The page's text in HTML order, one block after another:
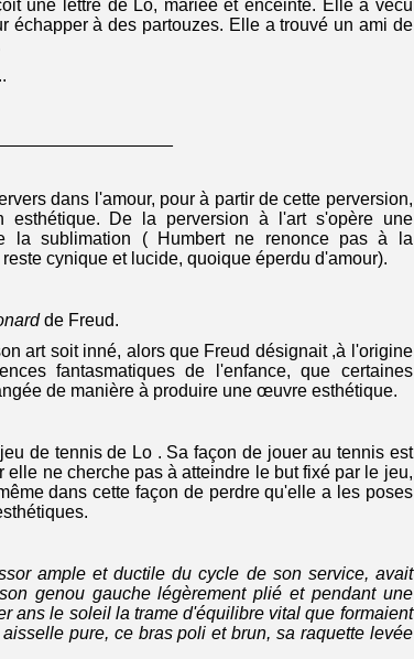
une lettre de Lo, mariée et enceinte. Elle a vécu
échapper à des partouzes. Elle a trouvé un ami de
dans l'amour, pour à partir de cette perversion,
esthétique. De la perversion à l'art s'opère une
la sublimation ( Humbert ne renonce pas à la
cynique et lucide, quoique éperdu d'amour).
de Freud.
art soit inné, alors que Freud désignait ,à l'origine
fantasmatiques de l'enfance, que certaines
de manière à produire une œuvre esthétique.
de tennis de Lo . Sa façon de jouer au tennis est
elle ne cherche pas à atteindre le but fixé par le jeu,
dans cette façon de perdre qu'elle a les poses
ample et ductile du cycle de son service, avait
genou gauche légèrement plié et pendant une
ans le soleil la trame d'équilibre vital que formaient
pure, ce bras poli et brun, sa raquette levée